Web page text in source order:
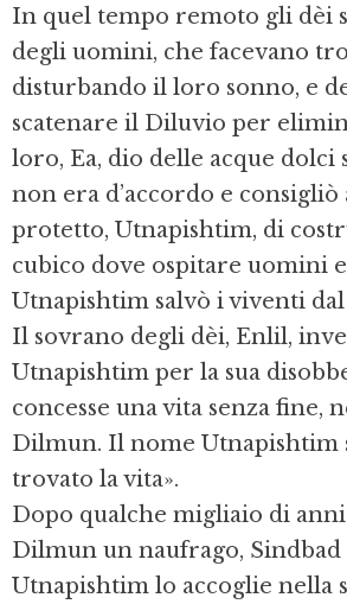
In quel tempo remoto gli dèi
degli uomini, che facevano
disturbando il loro sonno, e
scatenare il Diluvio per
loro, Ea, dio delle acque dolci
non era d’accordo e consi­gliò
protetto, Utnapishtim, di
cubico dove ospitare uomini
Utnapishtim salvò i viventi
Il sovrano degli dèi, Enlil,
Utnapishtim per la sua
concesse una vita senza fine,
Dilmun. Il nome Utnapishtim
trovato la vita».
Dopo qualche migliaio di
Dilmun un naufrago,
Utnapishtim lo accoglie nella